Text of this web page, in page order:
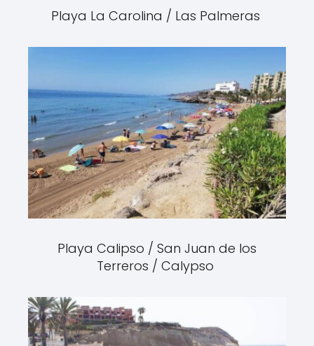
Playa La Carolina / Las Palmeras
Playa Calipso / San Juan de los
Terreros / Calypso